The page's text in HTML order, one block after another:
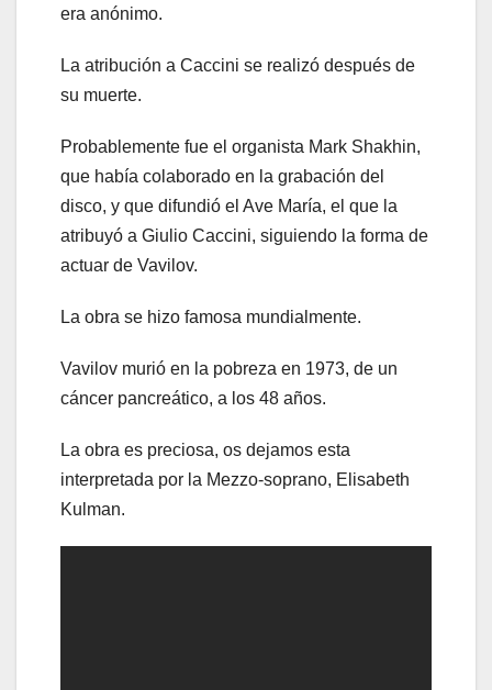
era anónimo.
La atribución a Caccini se realizó después de
su muerte.
Probablemente fue el organista Mark Shakhin,
que había colaborado en la grabación del
disco, y que difundió el Ave María, el que la
atribuyó a Giulio Caccini, siguiendo la forma de
actuar de Vavilov.
La obra se hizo famosa mundialmente.
Vavilov murió en la pobreza en 1973, de un
cáncer pancreático, a los 48 años.
La obra es preciosa, os dejamos esta
interpretada por la Mezzo-soprano, Elisabeth
Kulman.